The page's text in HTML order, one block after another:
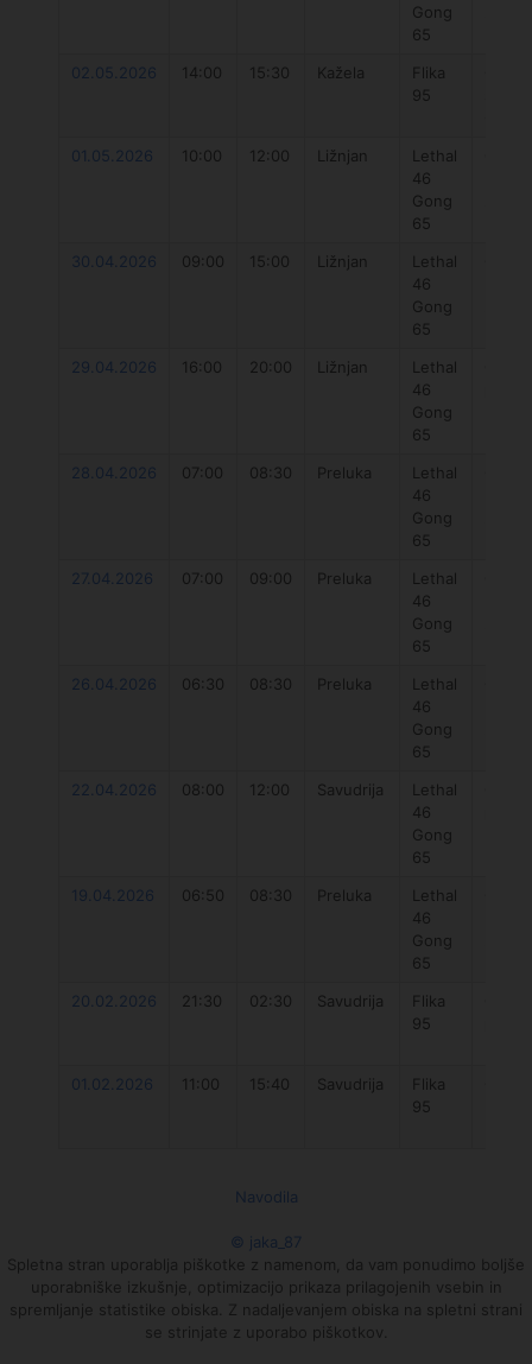
Gong
65
02.05.2026 14:00 15:30 Kažela
Flika
95
01.05.2026
10:00 12:00 Ližnjan
Lethal
46
Gong
65
30.04.2026 09:00 15:00 Ližnjan
Lethal
46
Gong
65
29.04.2026 16:00 20:00 Ližnjan
Lethal
46
Gong
65
28.04.2026 07:00 08:30 Preluka
Lethal
46
Gong
65
27.04.2026 07:00 09:00 Preluka
Lethal
46
Gong
65
26.04.2026 06:30 08:30 Preluka
Lethal
46
Gong
65
22.04.2026 08:00 12:00 Savudrija
Lethal
46
Gong
65
19.04.2026 06:50 08:30 Preluka
Lethal
46
Gong
65
20.02.2026 21:30 02:30 Savudrija
Flika
95
01.02.2026
11:00 15:40 Savudrija
Flika
95
Navodila
© jaka_87
Spletna stran uporablja piškotke z namenom, da vam ponudimo boljše
uporabniške izkušnje, optimizacijo prikaza prilagojenih vsebin in
spremljanje statistike obiska. Z nadaljevanjem obiska na spletni strani
se strinjate z uporabo piškotkov.